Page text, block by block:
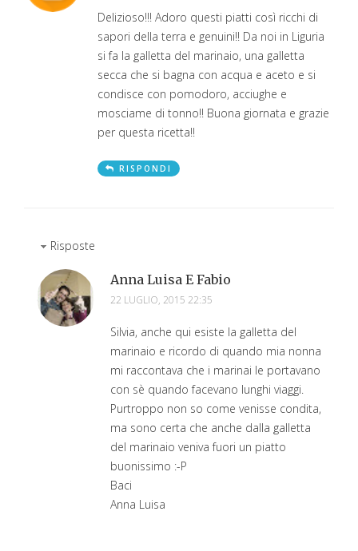
Delizioso!!! Adoro questi piatti così ricchi di
sapori della terra e genuini!! Da noi in Liguria
si fa la galletta del marinaio, una galletta
secca che si bagna con acqua e aceto e si
condisce con pomodoro, acciughe e
mosciame di tonno!! Buona giornata e grazie
per questa ricetta!!
RISPONDI
Risposte
Anna Luisa E Fabio
22 LUGLIO, 2015 22:35
Silvia, anche qui esiste la galletta del
marinaio e ricordo di quando mia nonna
mi raccontava che i marinai le portavano
con sè quando facevano lunghi viaggi.
Purtroppo non so come venisse condita,
ma sono certa che anche dalla galletta
del marinaio veniva fuori un piatto
buonissimo :-P
Baci
Anna Luisa